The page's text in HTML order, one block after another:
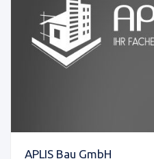
APLIS Bau GmbH